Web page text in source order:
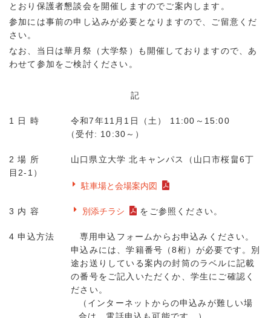
とおり保護者懇談会を開催しますのでご案内します。
参加には事前の申し込みが必要となりますので、ご留意くだ
さい。
なお、当日は華月祭（大学祭）も開催しておりますので、あ
わせて参加をご検討ください。
記
1 日 時 令和7年11月1日（土） 11:00～15:00
（受付: 10:30～）
2 場 所 山口県立大学 北キャンパス（山口市桜畠6丁
目2-1）
駐車場と会場案内図
3 内 容 別添チラシ をご参照ください。
4 申込方法 専用申込フォームからお申込みください。
申込みには、学籍番号（8桁）が必要です。別
途お送りしている案内の封筒のラベルに記載
の番号をご記入いただくか、学生にご確認く
ださい。
（インターネットからの申込みが難しい場